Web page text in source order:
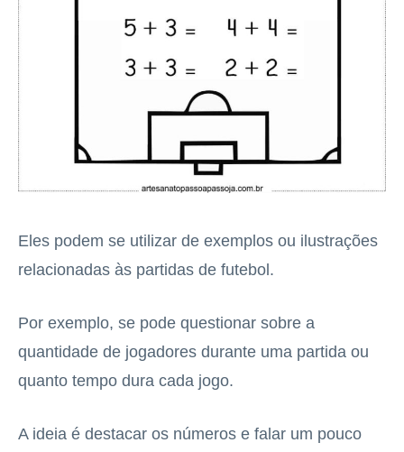
Eles podem se utilizar de exemplos ou ilustrações
relacionadas às partidas de futebol.
Por exemplo, se pode questionar sobre a
quantidade de jogadores durante uma partida ou
quanto tempo dura cada jogo.
A ideia é destacar os números e falar um pouco